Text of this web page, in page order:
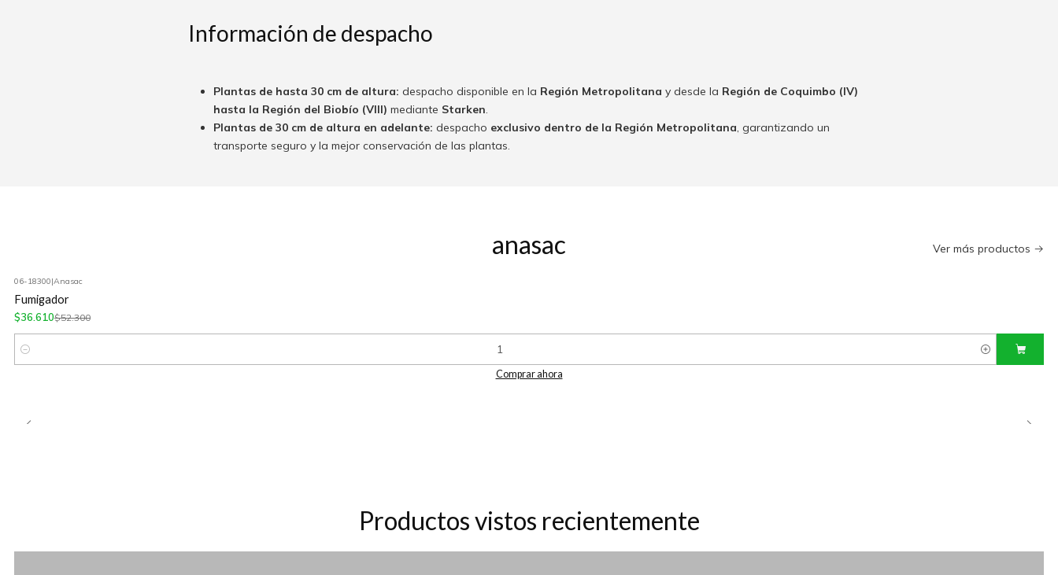
Información de despacho
Plantas de hasta 30 cm de altura: despacho disponible en la Región Metropolitana y desde la Región de Coquimbo (IV)
hasta la Región del Biobío (VIII) mediante Starken.
Plantas de 30 cm de altura en adelante: despacho exclusivo dentro de la Región Metropolitana, garantizando un
transporte seguro y la mejor conservación de las plantas.
anasac Ver más productos
06-18300|Anasac
Fumigador
$36.610$52.300
Cantidad
Comprar ahora
Productos vistos recientemente